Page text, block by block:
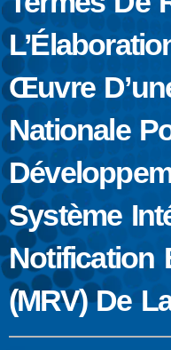
Œuvre
Nationale
Système
Notification
(MRV) De